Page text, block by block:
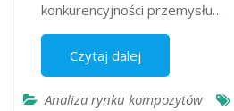
konkurencyjności przemysłu…
Czytaj dalej
Analiza rynku kompozytów